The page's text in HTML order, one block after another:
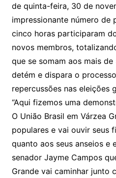
de quinta-feira, 30 de
impressionante número de
cinco horas participaram
novos membros,
que se somam aos mais
detém e dispara o
repercussões nas eleições
“Aqui fizemos uma
O União Brasil em Várzea
populares e vai ouvir seus
quanto aos seus anseios e
senador Jayme Campos
Grande vai caminhar junto